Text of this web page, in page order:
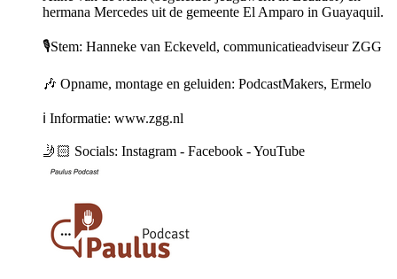
hermana Mercedes uit de gemeente El Amparo in Guayaquil.
🎙️Stem: Hanneke van Eckeveld, communicatieadviseur ZGG
🎶 Opname, montage en geluiden: PodcastMakers, Ermelo
ℹ️ Informatie: www.zgg.nl
🤳🏻 Socials: Instagram - Facebook - YouTube